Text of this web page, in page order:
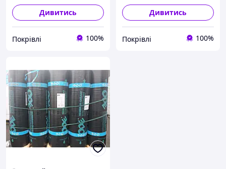
Дивитись
Покрівлі 100%
Дивитись
Покрівлі 100%